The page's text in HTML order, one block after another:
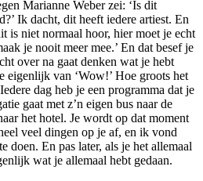
Marianne Weber zei: ‘Is dit
Ik dacht, dit heeft iedere artiest. En
is niet normaal hoor, hier moet je echt
je nooit meer mee.’ En dat besef je
over na gaat denken wat je hebt
eigenlijk van ‘Wow!’ Hoe groots het
dag heb je een programma dat je
gaat met z’n eigen bus naar de
het hotel. Je wordt op dat moment
veel dingen op je af, en ik vond
doen. En pas later, als je het allemaal
wat je allemaal hebt gedaan.